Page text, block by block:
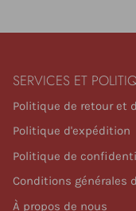
SERVICES ET
Politique de retour et
Politique d'expédition
Politique de
Conditions générales
À propos de nous